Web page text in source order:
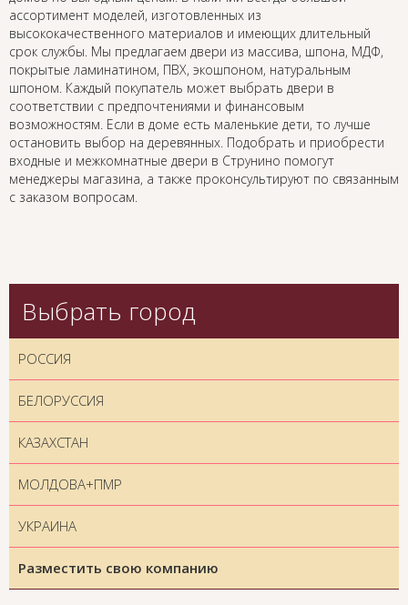
ассортимент моделей, изготовленных из
высококачественного материалов и имеющих длительный
срок службы. Мы предлагаем двери из массива, шпона, МДФ,
покрытые ламинатином, ПВХ, экошпоном, натуральным
шпоном. Каждый покупатель может выбрать двери в
соответствии с предпочтениями и финансовым
возможностям. Если в доме есть маленькие дети, то лучше
остановить выбор на деревянных. Подобрать и приобрести
входные и межкомнатные двери в Струнино помогут
менеджеры магазина, а также проконсультируют по связанным
с заказом вопросам.
Выбрать город
РОССИЯ
БЕЛОРУССИЯ
КАЗАХСТАН
МОЛДОВА+ПМР
УКРАИНА
Разместить свою компанию